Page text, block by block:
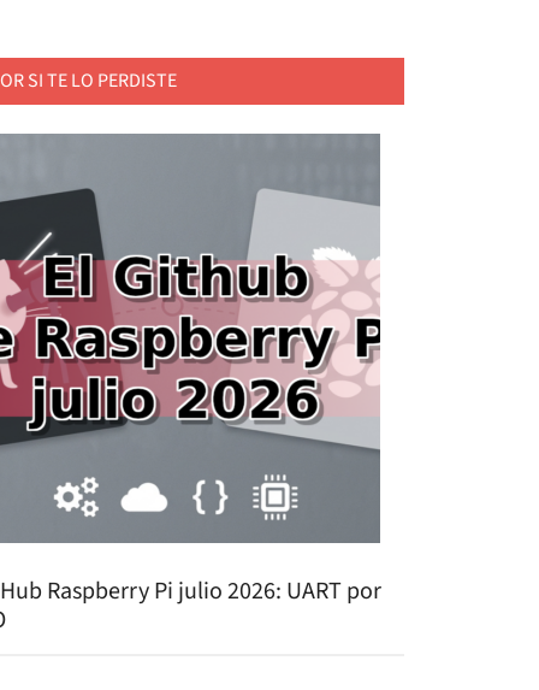
SI TE LO PERDISTE
Raspberry Pi julio 2026: UART por